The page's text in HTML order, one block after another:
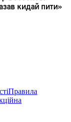
Правила